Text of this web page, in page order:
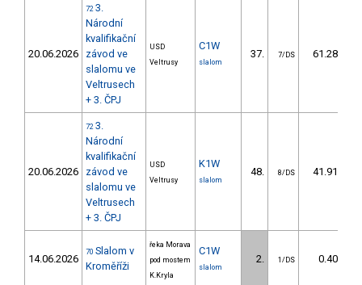
20.06.2026
72 3.
Národní
kvalifikační
závod ve
slalomu ve
Veltrusech
+ 3. ČPJ
USD
Veltrusy
C1W
slalom
37. 7/DS 61.28
20.06.2026
72 3.
Národní
kvalifikační
závod ve
slalomu ve
Veltrusech
+ 3. ČPJ
USD
Veltrusy
K1W
slalom
48. 8/DS 41.91
14.06.2026
70 Slalom v
Kroměříži
řeka Morava
pod mostem
K.Kryla
C1W
slalom
2. 1/DS 0.40